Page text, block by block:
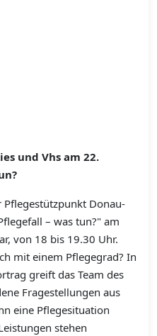
und Vhs am 22.
Donau-
– was tun?" am
von 18 bis 19.30 Uhr.
mit einem Pflegegrad? In
greift das Team des
Fragestellungen aus
eine Pflegesituation
stehen